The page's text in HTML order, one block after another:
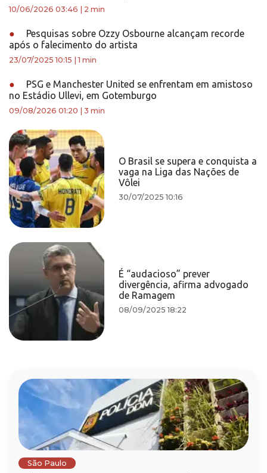
10/06/2026 03:46 2 min
●
Pesquisas sobre Ozzy Osbourne alcançam recorde
após o falecimento do artista
23/07/2025 10:15 |1 min
●
PSG e Manchester United se enfrentam em amistoso
no Estádio Ullevi, em Gotemburgo
09/08/2026 01:20 3 min
O Brasil se supera e conquista a
vaga na Liga das Nações de
Vôlei
30/07/2025 10:16
É “audacioso” prever
divergência, afirma advogado
de Ramagem
08/09/2025 18:22
São Paulo